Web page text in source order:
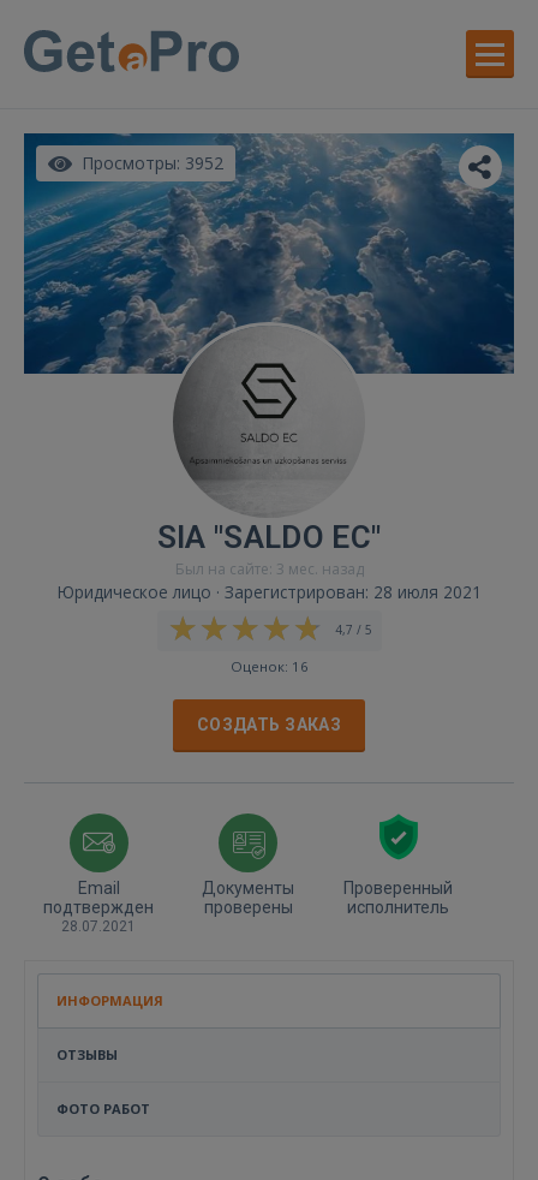
Просмотры: 3952
SIA "SALDO EC"
Был на сайте: 3 мес. назад
Юридическое лицо · Зарегистрирован: 28 июля 2021
4,7 / 5
Оценок: 16
СОЗДАТЬ ЗАКАЗ
Email
подтвержден
28.07.2021
Документы
проверены
Проверенный
исполнитель
ИНФОРМАЦИЯ
ОТЗЫВЫ
ФОТО РАБОТ